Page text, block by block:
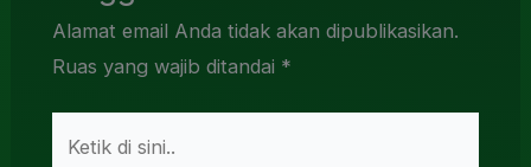
Alamat email Anda tidak akan dipublikasikan.
Ruas yang wajib ditandai *